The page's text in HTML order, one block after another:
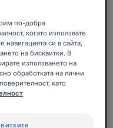
по-добра
когато използвате
навигацията си в сайта,
на бисквитки. В
използването на
обработката на лични
като